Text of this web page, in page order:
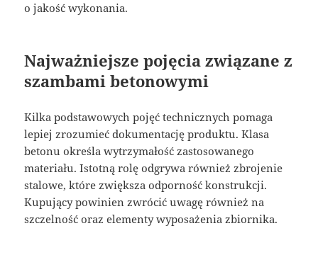
o jakość wykonania.
Najważniejsze pojęcia związane z
szambami betonowymi
Kilka podstawowych pojęć technicznych pomaga
lepiej zrozumieć dokumentację produktu. Klasa
betonu określa wytrzymałość zastosowanego
materiału. Istotną rolę odgrywa również zbrojenie
stalowe, które zwiększa odporność konstrukcji.
Kupujący powinien zwrócić uwagę również na
szczelność oraz elementy wyposażenia zbiornika.